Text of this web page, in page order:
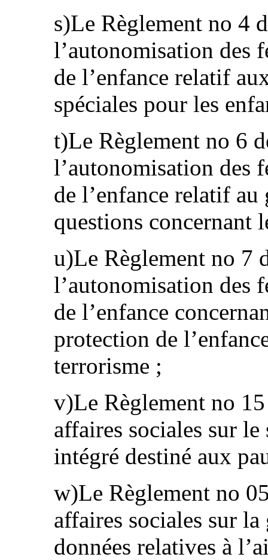
s)Le Règlement no 4
l’autonomisation des
de l’enfance relatif
spéciales pour les
t)Le Règlement no 6
l’autonomisation des
de l’enfance relatif au
questions concernant
u)Le Règlement no 7
l’autonomisation des
de l’enfance
protection de
terrorisme ;
v)Le Règlement no
affaires sociales sur
intégré destiné aux
w)Le Règlement no
affaires sociales sur
données relatives à